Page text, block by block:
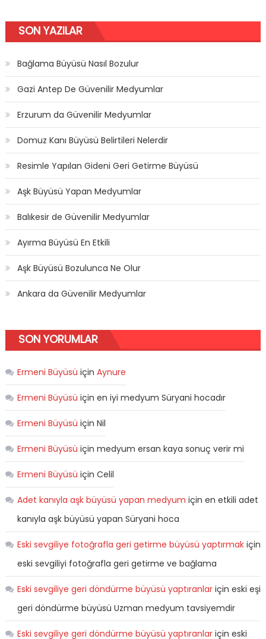
SON YAZILAR
Bağlama Büyüsü Nasıl Bozulur
Gazi Antep De Güvenilir Medyumlar
Erzurum da Güvenilir Medyumlar
Domuz Kanı Büyüsü Belirtileri Nelerdir
Resimle Yapılan Gideni Geri Getirme Büyüsü
Aşk Büyüsü Yapan Medyumlar
Balıkesir de Güvenilir Medyumlar
Ayırma Büyüsü En Etkili
Aşk Büyüsü Bozulunca Ne Olur
Ankara da Güvenilir Medyumlar
SON YORUMLAR
Ermeni Büyüsü için Aynure
Ermeni Büyüsü için en iyi medyum Süryani hocadır
Ermeni Büyüsü için Nil
Ermeni Büyüsü için medyum ersan kaya sonuç verir mi
Ermeni Büyüsü için Celil
Adet kanıyla aşk büyüsü yapan medyum için en etkili adet
kanıyla aşk büyüsü yapan Süryani hoca
Eski sevgiliye fotoğrafla geri getirme büyüsü yaptırmakiçin
eski sevgiliyi fotoğrafla geri getirme ve bağlama
Eski sevgiliye geri döndürme büyüsü yaptıranlariçin eski eşi
geri döndürme büyüsü Uzman medyum tavsiyemdir
Eski sevgiliye geri döndürme büyüsü yaptıranlariçin eski